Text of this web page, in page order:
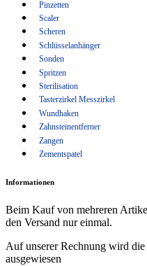
Zementspatel
Pinzetten
Scaler
Scheren
Schlüsselanhänger
Sonden
Spritzen
Sterilisation
Tasterzirkel Messzirkel
Wundhaken
Zahnsteinentferner
Zangen
Zementspatel
Informationen
Beim Kauf von mehreren
den Versand nur einmal.
Auf unserer Rechnung wird die
ausgewiesen